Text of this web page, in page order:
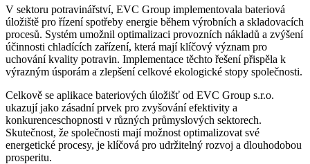
V sektoru potravinářství, EVC Group implementovala bateriová
úložiště pro řízení spotřeby energie během výrobních a skladovacích
procesů. Systém umožnil optimalizaci provozních nákladů a zvýšení
účinnosti chladících zařízení, která mají klíčový význam pro
uchování kvality potravin. Implementace těchto řešení přispěla k
výrazným úsporám a zlepšení celkové ekologické stopy společnosti.
Celkově se aplikace bateriových úložišť od EVC Group s.r.o.
ukazují jako zásadní prvek pro zvyšování efektivity a
konkurenceschopnosti v různých průmyslových sektorech.
Skutečnost, že společnosti mají možnost optimalizovat své
energetické procesy, je klíčová pro udržitelný rozvoj a dlouhodobou
prosperitu.